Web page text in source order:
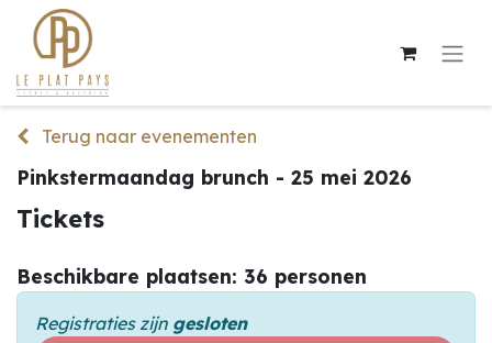
Terug naar evenementen
Pinkstermaandag brunch - 25 mei 2026
Tickets
Beschikbare plaatsen: 36 personen
Registraties zijn gesloten